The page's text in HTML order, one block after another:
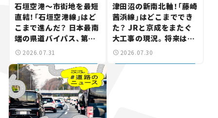
石垣空港～市街地を最短
直結！「石垣空港線」はど
こまで進んだ？ 日本最南
端の県道バイパス、第2
工区も延伸開通 【いま気
2026.07.31
津田沼の新南北軸！「藤崎
茜浜線」はどこまででき
た？ JRと京成をまたぐ
大工事の現況。将来は
「習志野～鎌ケ谷」を最短
2026.07.30